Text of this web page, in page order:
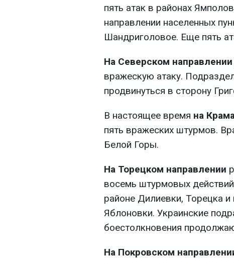
пять атак в районах
направлении населенных
Шандриголовое. Еще пять
На Северском направлении
вражескую атаку.
продвинуться в сторону
В настоящее время на
пять вражеских штурмов.
Белой Горы.
На Торецком направлении
восемь штурмовых
районе Дилиевки, Торецка
Яблоновки. Украинские
боестолкновения
На Покровском